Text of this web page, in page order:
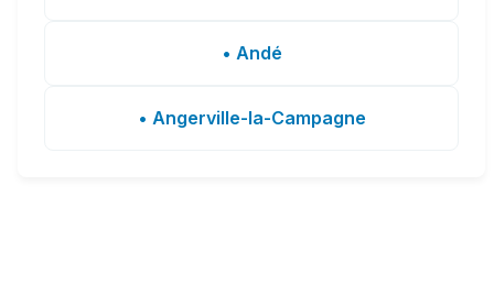
• Andé
• Angerville-la-Campagne